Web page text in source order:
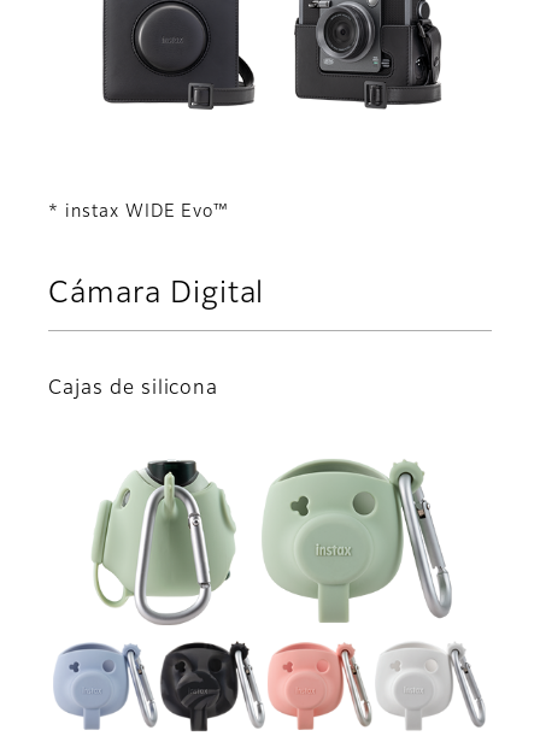
* instax WIDE Evo™
Cámara Digital
Cajas de silicona